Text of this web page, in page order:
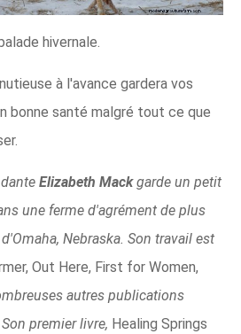
hivernale.
à l'avance gardera vos
bonne santé malgré tout ce que
Elizabeth Mackgarde un petit
une ferme d'agrément de plus
Nebraska. Son travail est
Out Here, First for Women,
autres publications
premier livre, Healing Springs